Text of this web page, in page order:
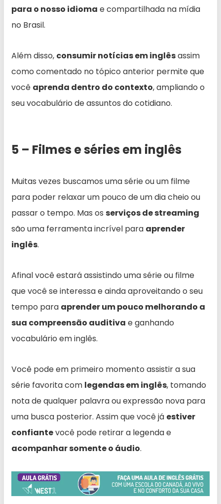
para o nosso idioma e compartilhada na mídia
no Brasil.
Além disso, consumir notícias em inglêsassim
como comentado no tópico anterior permite que
você aprenda dentro do contexto, ampliando o
seu vocabulário de assuntos do cotidiano.
5 – Filmes e séries em inglês
Muitas vezes buscamos uma série ou um filme
para poder relaxar um pouco de um dia cheio ou
passar o tempo. Mas os serviços de streaming
são uma ferramenta incrível para aprender
inglês.
Afinal você estará assistindo uma série ou filme
que você se interessa e ainda aproveitando o seu
tempo para aprender um pouco melhorando a
sua compreensão auditiva e ganhando
vocabulário em inglês.
Você pode em primeiro momento assistir a sua
série favorita com legendas em inglês, tomando
nota de qualquer palavra ou expressão nova para
uma busca posterior. Assim que você já estiver
confiantevocê pode retirar a legenda e
acompanhar somente o áudio.